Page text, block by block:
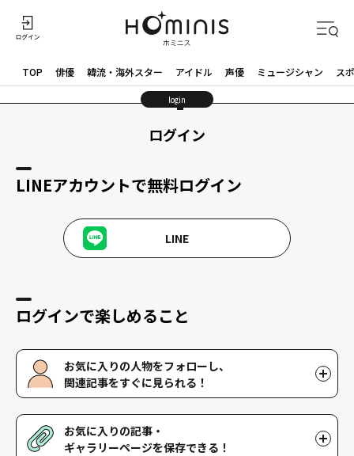
TOP 俳優 韓流・海外スター アイドル 声優 ミュージシャン ス
login
ログイン
LINEアカウントで無料ログイン
LINE
ログインで楽しめること
お気に入りの人物をフォローし、
関連記事をすぐに見られる！
好きな人物をフォローすることで、マイページで好きな人物の関連
記事を閲覧することができます。好きな人物一覧はマイページで確
認できます。
お気に入りの記事・
ギャラリーページを保存できる！